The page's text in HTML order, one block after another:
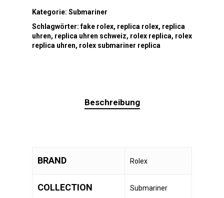
Kategorie: Submariner
Schlagwörter:fake rolex, replica rolex, replica
uhren, replica uhren schweiz, rolex replica, rolex
replica uhren, rolex submariner replica
Beschreibung
BRAND Rolex
COLLECTION Submariner